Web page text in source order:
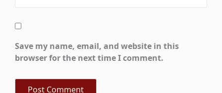
Save my name, email, and website in this
browser for the next time I comment.